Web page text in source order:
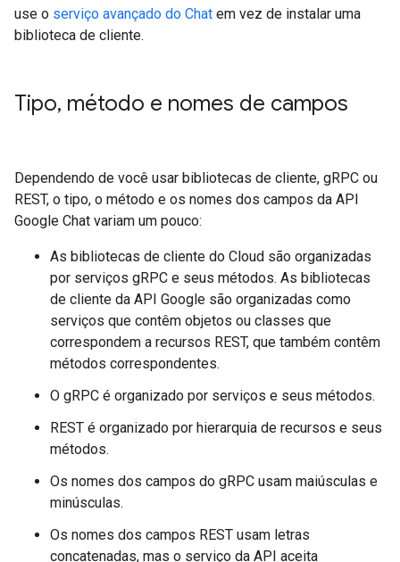
use o serviço avançado do Chat em vez de instalar uma
biblioteca de cliente.
Tipo, método e nomes de campos
Dependendo de você usar bibliotecas de cliente, gRPC ou
REST, o tipo, o método e os nomes dos campos da API
Google Chat variam um pouco:
As bibliotecas de cliente do Cloud são organizadas
por serviços gRPC e seus métodos. As bibliotecas
de cliente da API Google são organizadas como
serviços que contêm objetos ou classes que
correspondem a recursos REST, que também contêm
métodos correspondentes.
O gRPC é organizado por serviços e seus métodos.
REST é organizado por hierarquia de recursos e seus
métodos.
Os nomes dos campos do gRPC usam maiúsculas e
minúsculas.
Os nomes dos campos REST usam letras
concatenadas, mas o serviço da API aceita